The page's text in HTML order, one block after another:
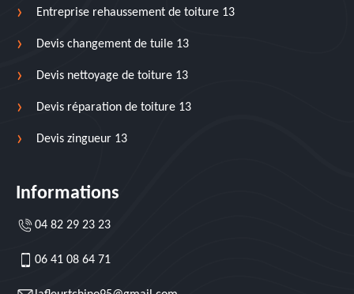
Entreprise rehaussement de toiture 13
Devis changement de tuile 13
Devis nettoyage de toiture 13
Devis réparation de toiture 13
Devis zingueur 13
Informations
04 82 29 23 23
06 41 08 64 71